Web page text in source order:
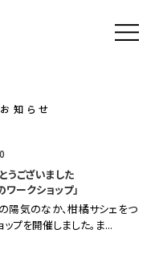
お知らせ
うございました
ワークショップ」
陽気のなか、柑橘サシェをつ
ップを開催しました。ま...